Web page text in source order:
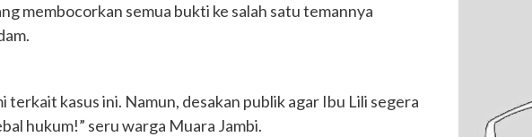
membocorkan semua bukti ke salah satu temannya
kasus ini. Namun, desakan publik agar Ibu Lili segera
hukum!” seru warga Muara Jambi.